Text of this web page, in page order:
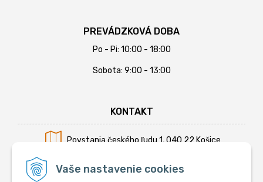
Vaše nastavenie cookies
PREVÁDZKOVÁ DOBA
Po - Pi: 10:00 - 18:00
Sobota: 9:00 - 13:00
KONTAKT
Povstania českého ľudu 1, 040 22 Košice
Mobil:+421 902 794 355